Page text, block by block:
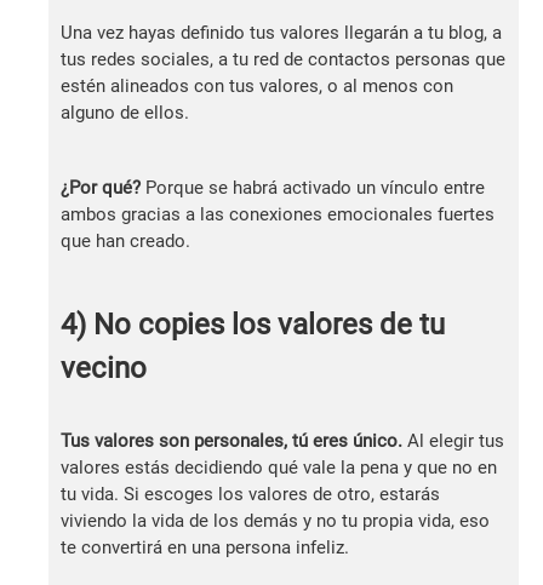
Una vez hayas definido tus valores llegarán a tu blog, a
tus redes sociales, a tu red de contactos personas que
estén alineados con tus valores, o al menos con
alguno de ellos.
¿Por qué? Porque se habrá activado un vínculo entre
ambos gracias a las conexiones emocionales fuertes
que han creado.
4) No copies los valores de tu
vecino
Tus valores son personales, tú eres único. Al elegir tus
valores estás decidiendo qué vale la pena y que no en
tu vida. Si escoges los valores de otro, estarás
viviendo la vida de los demás y no tu propia vida, eso
te convertirá en una persona infeliz.